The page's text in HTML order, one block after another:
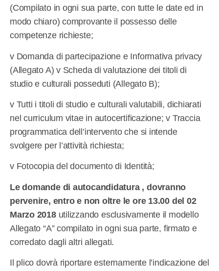
(Compilato in ogni sua parte, con tutte le date ed in
modo chiaro) comprovante il possesso delle
competenze richieste;
v Domanda di partecipazione e Informativa privacy
(Allegato A) v Scheda di valutazione dei titoli di
studio e culturali posseduti (Allegato B);
v Tutti i titoli di studio e culturali valutabili, dichiarati
nel curriculum vitae in autocertificazione; v Traccia
programmatica dell’intervento che si intende
svolgere per l’attività richiesta;
v Fotocopia del documento di Identità;
Le domande di autocandidatura , dovranno
pervenire, entro e non oltre le ore 13.00 del 02
Marzo 2018utilizzando esclusivamente il modello
Allegato “A” compilato in ogni sua parte, firmato e
corredato dagli altri allegati.
Il plico dovrà riportare esternamente l’indicazione del